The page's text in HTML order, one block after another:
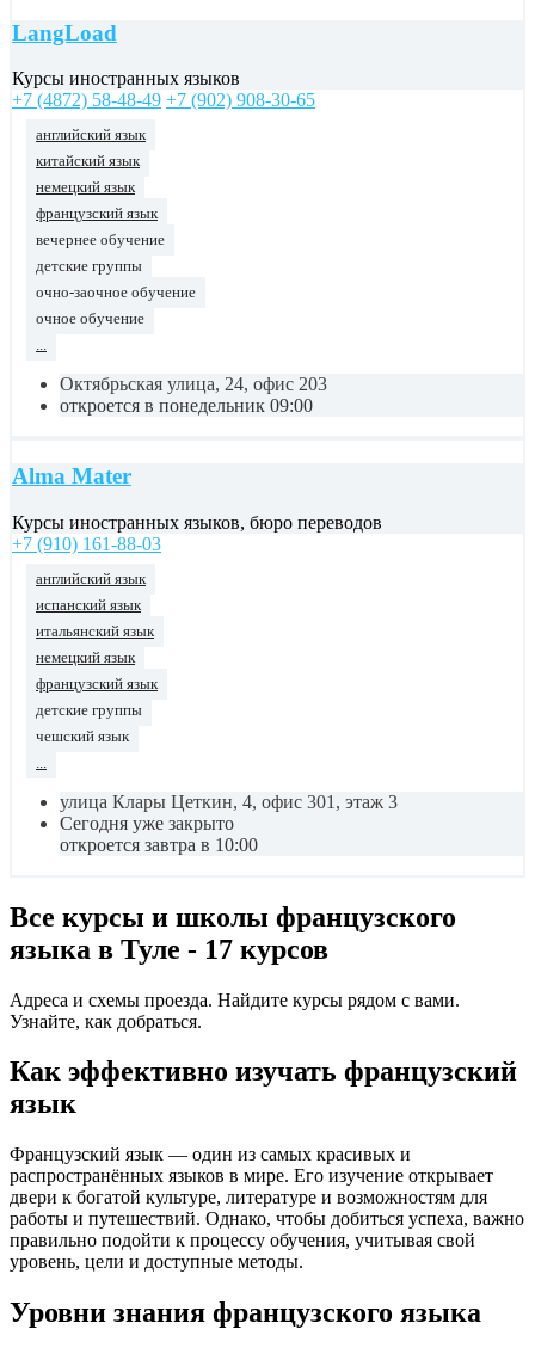
LangLoad
Курсы иностранных языков
+7 (4872) 58-48-49 +7 (902) 908-30-65
английский язык
китайский язык
немецкий язык
французский язык
вечернее обучение
детские группы
очно-заочное обучение
очное обучение
...
Октябрьская улица, 24, офис 203
откроется в понедельник 09:00
Alma Mater
Курсы иностранных языков, бюро переводов
+7 (910) 161-88-03
английский язык
испанский язык
итальянский язык
немецкий язык
французский язык
детские группы
чешский язык
улица Клары Цеткин, 4, офис 301, этаж 3
Сегодня уже закрыто
откроется завтра в 10:00
Все курсы и школы французского
языка в Туле - 17 курсов
Адреса и схемы проезда. Найдите курсы рядом с вами.
Узнайте, как добраться.
Как эффективно изучать французский
язык
Французский язык — один из самых красивых и
распространённых языков в мире. Его изучение открывает
двери к богатой культуре, литературе и возможностям для
работы и путешествий. Однако, чтобы добиться успеха, важно
правильно подойти к процессу обучения, учитывая свой
уровень, цели и доступные методы.
Уровни знания французского языка